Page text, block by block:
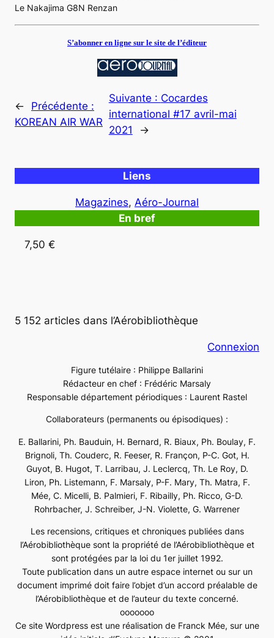
Le Nakajima G8N Renzan
S’abonner en ligne sur le site de l’éditeur
←
Précédente :
KOREAN AIR WAR
Suivante : Cocardes
international #17 avril-mai
2021
→
Liens
Magazines, Aéro-Journal
En bref
7,50 €
5 152 articles dans l’Aérobibliothèque
Connexion
Figure tutélaire : Philippe Ballarini
Rédacteur en chef : Frédéric Marsaly
Responsable département périodiques : Laurent Rastel
Collaborateurs (permanents ou épisodiques) :
E. Ballarini, Ph. Bauduin, H. Bernard, R. Biaux, Ph. Boulay, F.
Brignoli, Th. Couderc, R. Feeser, R. Françon, P-C. Got, H.
Guyot, B. Hugot, T. Larribau, J. Leclercq, Th. Le Roy, D.
Liron, Ph. Listemann, F. Marsaly, P-F. Mary, Th. Matra, F.
Mée, C. Micelli, B. Palmieri, F. Ribailly, Ph. Ricco, G-D.
Rohrbacher, J. Schreiber, J-N. Violette, G. Warrener
Les recensions, critiques et chroniques publiées dans
l’Aérobibliothèque sont la propriété de l’Aérobibliothèque et
sont protégées par la loi du 1er juillet 1992.
Toute publication dans un autre espace internet ou sur un
document imprimé doit faire l’objet d’un accord préalable de
l’Aérobibliothèque et de l’auteur du texte concerné.
ooooooo
Ce site Wordpress est une réalisation de Franck Mée, sur une